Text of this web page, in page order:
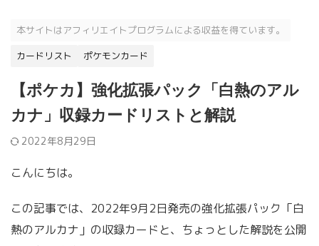
本サイトはアフィリエイトプログラムによる収益を得ています。
カードリスト
ポケモンカード
【ポケカ】強化拡張パック「白熱のアル
カナ」収録カードリストと解説
2022年8月29日
こんにちは。
この記事では、2022年9月2日発売の強化拡張パック「白
熱のアルカナ」の収録カードと、ちょっとした解説を公開